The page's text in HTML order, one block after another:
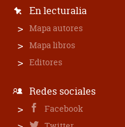
En lecturalia
Mapa autores
Mapa libros
Editores
Redes sociales
Facebook